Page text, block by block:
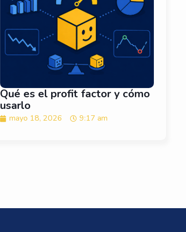
Qué es el profit factor y cómo
usarlo
mayo 18, 2026 9:17 am